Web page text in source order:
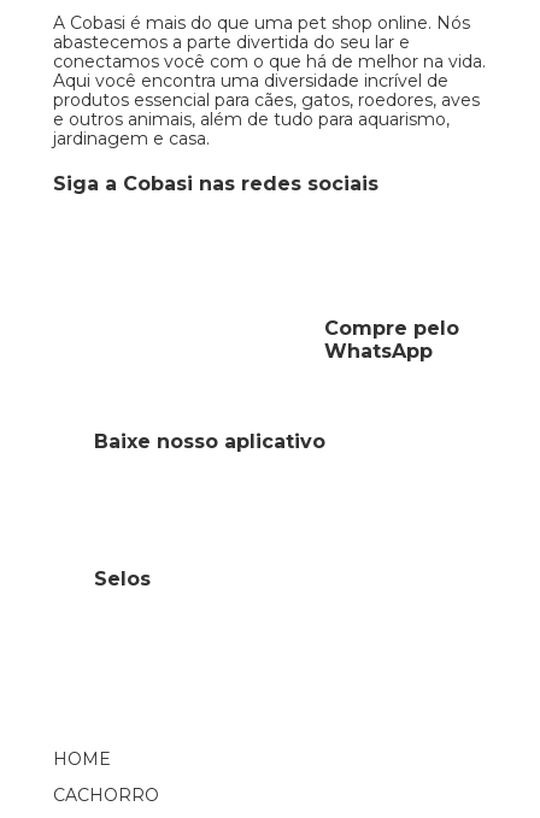
A Cobasi é mais do que uma pet shop online. Nós
abastecemos a parte divertida do seu lar e
conectamos você com o que há de melhor na vida.
Aqui você encontra uma diversidade incrível de
produtos essencial para cães, gatos, roedores, aves
e outros animais, além de tudo para aquarismo,
jardinagem e casa.
Siga a Cobasi nas redes sociais
Compre pelo
WhatsApp
HOME
CACHORRO
Baixe nosso aplicativo
Selos